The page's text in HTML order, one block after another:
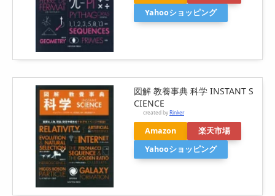
Yahooショッピング
図解 教養事典 科学 INSTANT S
CIENCE
created byRinker
Amazon
楽天市場
Yahooショッピング